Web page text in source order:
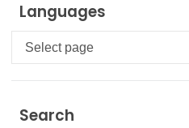
Languages
Languages
Search